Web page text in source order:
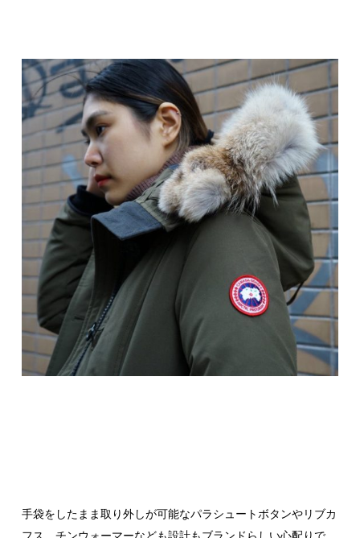
手袋をしたまま取り外しが可能なパラシュートボタンやリブカ
フス、チンウォーマーなども設計もブランドらしい心配りで